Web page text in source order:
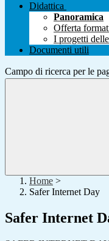
Didattica
Panoramica
Offerta
I progetti
Documenti utili
Campo di ricerca per le
Home >
Safer Internet Day
Safer Internet